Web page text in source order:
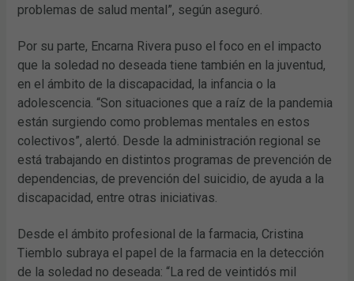
problemas de salud mental”, según aseguró.
Por su parte, Encarna Rivera puso el foco en el impacto
que la soledad no deseada tiene también en la juventud,
en el ámbito de la discapacidad, la infancia o la
adolescencia. “Son situaciones que a raíz de la pandemia
están surgiendo como problemas mentales en estos
colectivos”, alertó. Desde la administración regional se
está trabajando en distintos programas de prevención de
dependencias, de prevención del suicidio, de ayuda a la
discapacidad, entre otras iniciativas.
Desde el ámbito profesional de la farmacia, Cristina
Tiemblo subraya el papel de la farmacia en la detección
de la soledad no deseada: “La red de veintidós mil